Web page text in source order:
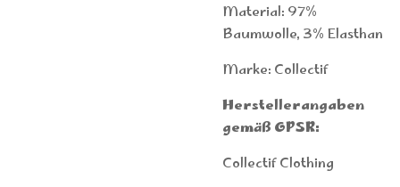
Material: 97%
Baumwolle, 3% Elasthan
Marke: Collectif
Herstellerangaben
gemäß GPSR:
Collectif Clothing